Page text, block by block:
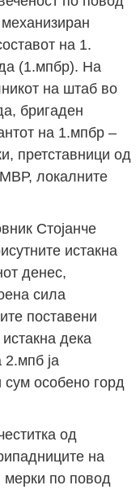
на 1.
(1.мпбр). На
на штаб во
бригаден
на 1.мпбр –
претставници од
локалните
Стојанче
истакна
денес,
сила
поставени
дека
2.мпб ја
сум особено горд
од
на
мерки по повод